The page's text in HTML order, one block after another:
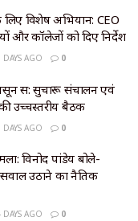
विशेष अभियान: CEO
और कॉलेजों को दिए निर्देश
DAYS AGO 0
सत्र: सुचारू संचालन एवं
उच्चस्तरीय बैठक
DAYS AGO 0
विनोद पांडेय बोले-
उठाने का नैतिक
DAYS AGO 0